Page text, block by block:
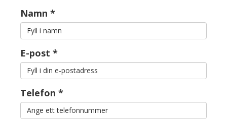
Namn *
E-post *
Telefon *